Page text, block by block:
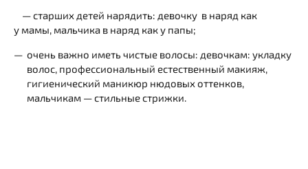
— старших детей нарядить: девочку в наряд как
у мамы, мальчика в наряд как у папы;
очень важно иметь чистые волосы: девочкам: укладку
волос, профессиональный естественный макияж,
гигиенический маникюр нюдовых оттенков,
мальчикам — стильные стрижки.